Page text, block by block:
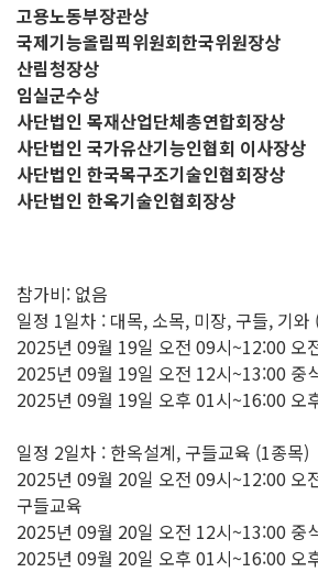
고용노동부장관상
국제기능올림픽위원회한국위원장상
산림청장상
임실군수상
사단법인 목재산업단체총연합회장상
사단법인 국가유산기능인협회 이사장상
사단법인 한국목구조기술인협회장상
사단법인 한옥기술인협회장상
참가비: 없음
일정 1일차 : 대목, 소목, 미장, 구들, 기와
2025년 09월 19일 오전 09시~12:00 오
2025년 09월 19일 오전 12시~13:00 중
2025년 09월 19일 오후 01시~16:00 오
일정 2일차 : 한옥설계, 구들교육 (1종목)
2025년 09월 20일 오전 09시~12:00 오
구들교육
2025년 09월 20일 오전 12시~13:00 중
2025년 09월 20일 오후 01시~16:00 오